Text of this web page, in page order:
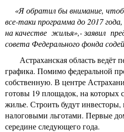
«Я обратил бы внимание,
все-таки программа до 2017
на качестве жилья»,- заявил
совета Федерального фонда
Астраханская область ведёт
графика. Помимо федеральной
собственную. В центре
готовы 19 площадок, на которых
жилье. Строить будут
налоговыми льготами. Первые
середине следующего года.